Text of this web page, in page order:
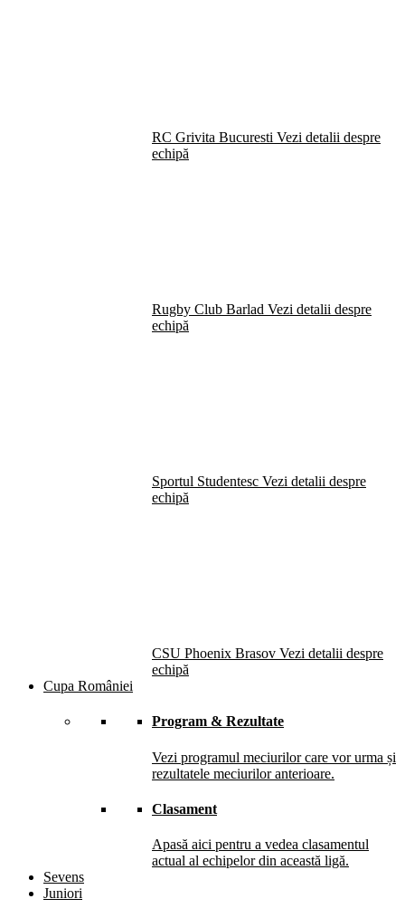
RC Grivita Bucuresti Vezi detalii despre
echipă
Rugby Club Barlad Vezi detalii despre
echipă
Sportul Studentesc Vezi detalii despre
echipă
CSU Phoenix Brasov Vezi detalii despre
echipă
Cupa României
Program & Rezultate
Vezi programul meciurilor care vor urma și
rezultatele meciurilor anterioare.
Clasament
Apasă aici pentru a vedea clasamentul
actual al echipelor din această ligă.
Sevens
Juniori